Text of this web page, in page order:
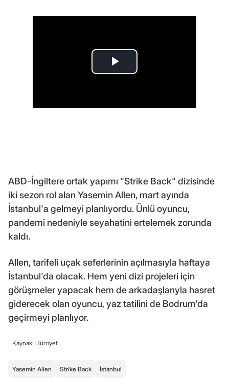
ABD-İngiltere ortak yapımı "Strike Back" dizisinde
iki sezon rol alan Yasemin Allen, mart ayında
İstanbul'a gelmeyi planlıyordu. Ünlü oyuncu,
pandemi nedeniyle seyahatini ertelemek zorunda
kaldı.
Allen, tarifeli uçak seferlerinin açılmasıyla haftaya
İstanbul'da olacak. Hem yeni dizi projeleri için
görüşmeler yapacak hem de arkadaşlarıyla hasret
giderecek olan oyuncu, yaz tatilini de Bodrum'da
geçirmeyi planlıyor.
Kaynak: Hürriyet
Yasemin Allen Strike Back İstanbul